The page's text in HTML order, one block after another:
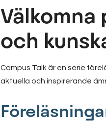
Välkomna
och
Campus Talk är en serie
aktuella och inspirerande